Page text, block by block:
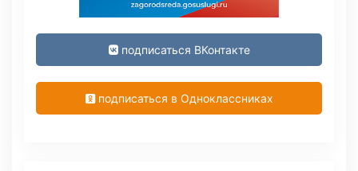
подписаться ВКонтакте
подписаться в Одноклассниках